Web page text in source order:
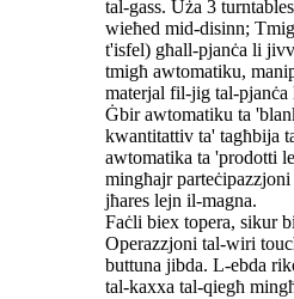
tal-gass. Uża 3
wieħed mid-disinn;
t'isfel) għall-pjanċa li
tmigħ awtomatiku,
materjal fil-jig tal-pjanċa
Ġbir awtomatiku ta
kwantitattiv ta' tagħbija
awtomatika ta 'prodotti
mingħajr
jħares lejn il-magna.
Faċli biex topera, sikur
Operazzjoni tal-wiri
buttuna jibda. L-ebda
tal-kaxxa tal-qiegħ